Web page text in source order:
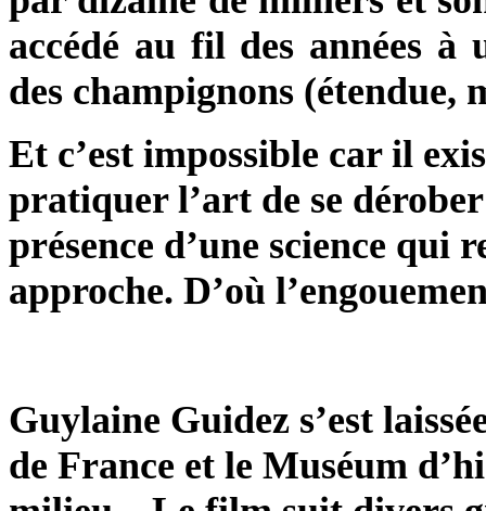
accédé au fil des années à
des champignons (étendue,
Et c’est impossible car il
pratiquer l’art de se
présence d’une science qui
approche. D’où
Guylaine Guidez s’est
de France et le Muséum